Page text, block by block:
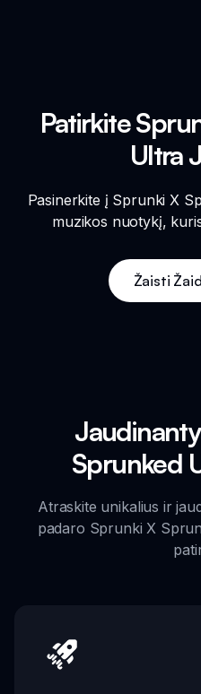
Patirkite
Ultra
Pasinerkite į Sprunki X
muzikos nuotykį,
Žaisti
Sprunked
Atraskite unikalius ir
padaro Sprunki X